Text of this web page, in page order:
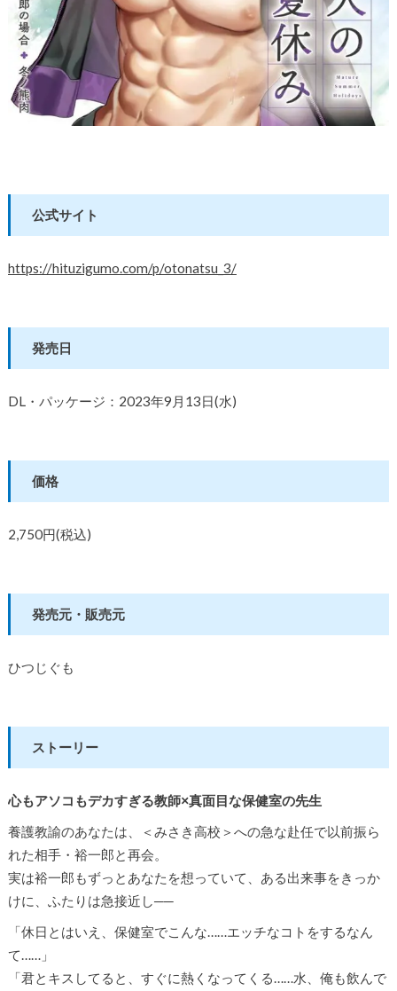
公式サイト
https://hituzigumo.com/p/otonatsu_3/
発売日
DL・パッケージ：2023年9月13日(水)
価格
2,750円(税込)
発売元・販売元
ひつじぐも
ストーリー
心もアソコもデカすぎる教師×真面目な保健室の先生
養護教諭のあなたは、＜みさき高校＞への急な赴任で以前振ら
れた相手・裕一郎と再会。
実は裕一郎もずっとあなたを想っていて、ある出来事をきっか
けに、ふたりは急接近し──
「休日とはいえ、保健室でこんな……エッチなコトをするなん
て……」
「君とキスしてると、すぐに熱くなってくる……水、俺も飲んで